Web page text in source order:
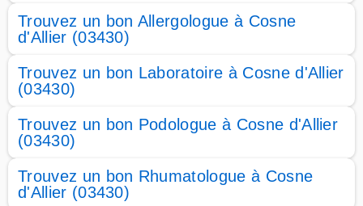
Trouvez un bon Allergologue à Cosne
d'Allier (03430)
Trouvez un bon Laboratoire à Cosne d'Allier
(03430)
Trouvez un bon Podologue à Cosne d'Allier
(03430)
Trouvez un bon Rhumatologue à Cosne
d'Allier (03430)